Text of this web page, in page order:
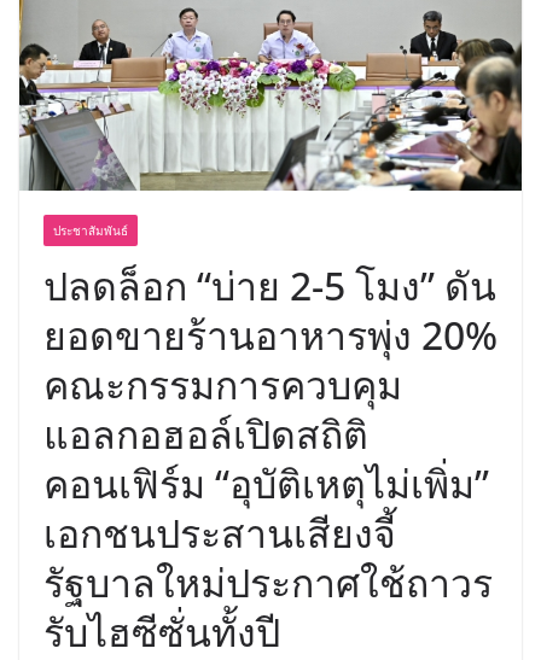
ประชาสัมพันธ์
ปลดล็อก “บ่าย 2-5 โมง” ดัน
ยอดขายร้านอาหารพุ่ง 20%
คณะกรรมการควบคุม
แอลกอฮอล์เปิดสถิติ
คอนเฟิร์ม “อุบัติเหตุไม่เพิ่ม”
เอกชนประสานเสียงจี้
รัฐบาลใหม่ประกาศใช้ถาวร
รับไฮซีซั่นทั้งปี